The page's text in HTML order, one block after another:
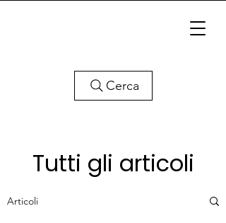
Cerca
Tutti gli articoli
Articoli